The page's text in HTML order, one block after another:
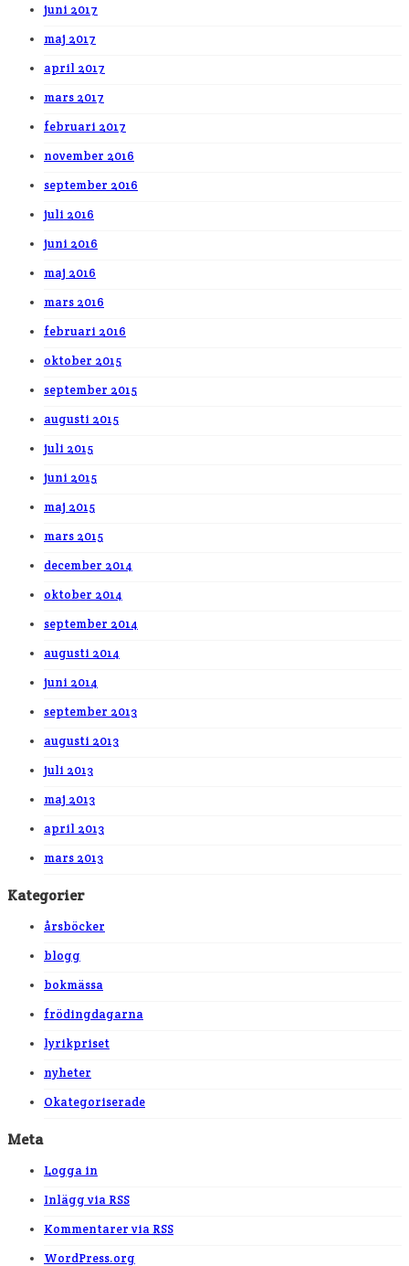
juni 2017
maj 2017
april 2017
mars 2017
februari 2017
november 2016
september 2016
juli 2016
juni 2016
maj 2016
mars 2016
februari 2016
oktober 2015
september 2015
augusti 2015
juli 2015
juni 2015
maj 2015
mars 2015
december 2014
oktober 2014
september 2014
augusti 2014
juni 2014
september 2013
augusti 2013
juli 2013
maj 2013
april 2013
mars 2013
Kategorier
årsböcker
blogg
bokmässa
frödingdagarna
lyrikpriset
nyheter
Okategoriserade
Meta
Logga in
Inlägg via RSS
Kommentarer via RSS
WordPress.org